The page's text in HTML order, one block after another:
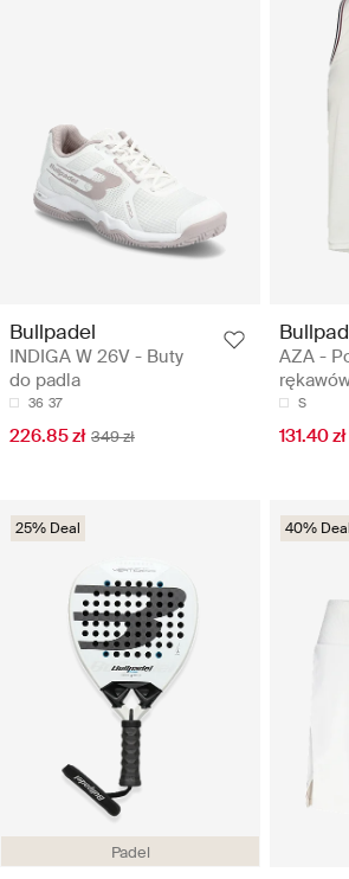
Bullpadel
INDIGA W 26V - Buty
do padla
36 37
226.85 zł 349 zł
AZA -
S
131.40 zł
Padel
25% Deal 40% Deal